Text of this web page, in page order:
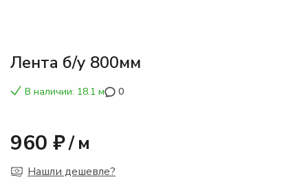
Лента б/у 800мм
В наличии: 18.1 м 0
960 ₽/ м
Нашли дешевле?